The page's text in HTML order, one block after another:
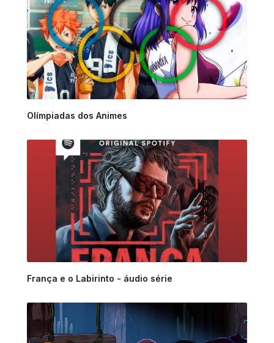
Olímpiadas dos Animes
França e o Labirinto - áudio série